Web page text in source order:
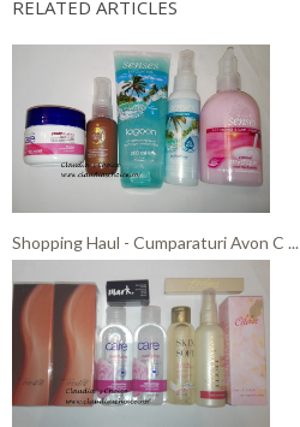
RELATED ARTICLES
Shopping Haul - Cumparaturi Avon C ...